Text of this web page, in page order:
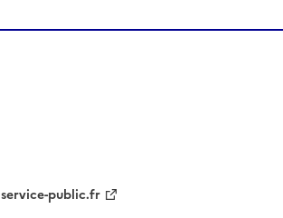
service-public.fr